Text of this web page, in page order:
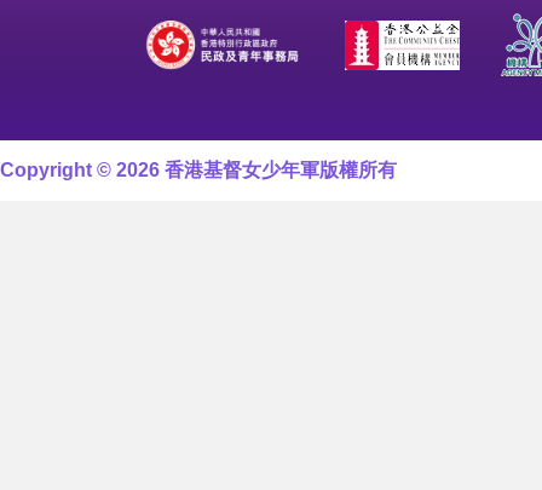
Copyright © 2026 香港基督女少年軍版權所有